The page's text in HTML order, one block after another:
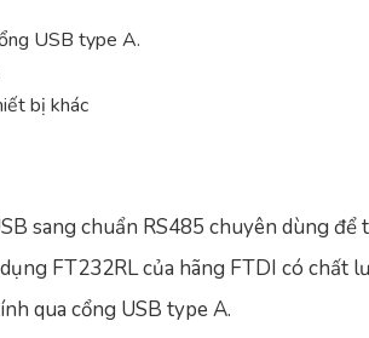
USB type A.
bị khác
sang chuẩn RS485 chuyên dùng để
FT232RL của hãng FTDI có chất
qua cổng USB type A.